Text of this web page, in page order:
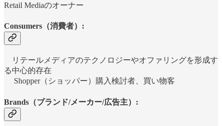
Retail Mediaのオーナー
Consumers（消費者）:
リテールメディアのテクノロジーやオファリングを形成す
る中心的存在
Shopper（ショッパー）購入検討者、買い物客
Brands（ブランド/メーカー/広告主）: